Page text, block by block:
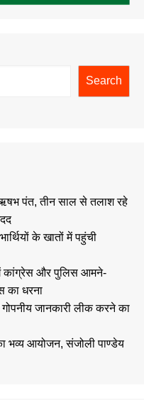
Search
पंत, तीन साल से तलाश रहे
के खातों में पहुंची
कांग्रेस और पुलिस आमने-
का धरना
जानकारी लीक करने का
भव्य आयोजन, संजोली पाण्डेय